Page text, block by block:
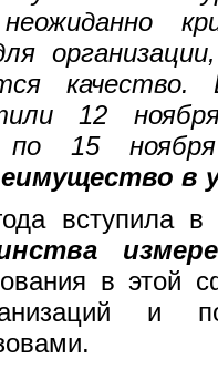
качество.
12
по 15
в
вступила
в этой
и